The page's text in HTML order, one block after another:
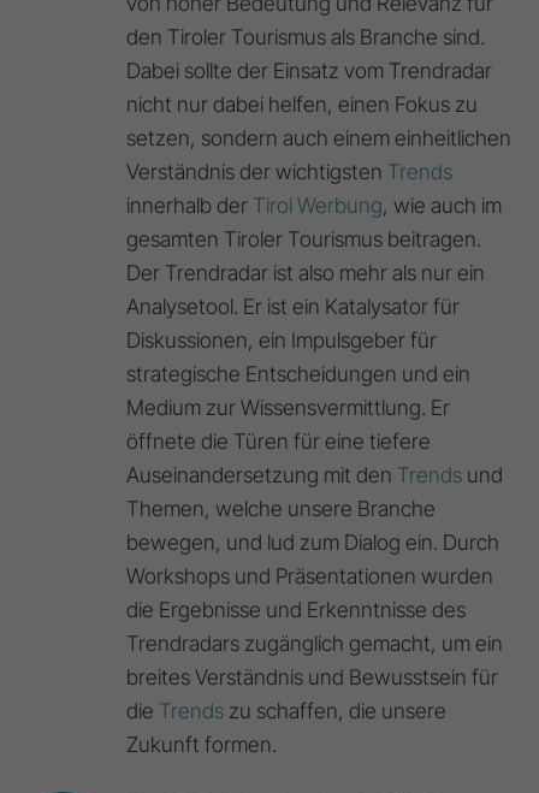
den Tiroler Tourismus als Branche sind.
Dabei sollte der Einsatz vom Trendradar
nicht nur dabei helfen, einen Fokus zu
setzen, sondern auch einem einheitlichen
Verständnis der wichtigsten Trends
innerhalb der Tirol Werbung, wie auch im
gesamten Tiroler Tourismus beitragen.
Der Trendradar ist also mehr als nur ein
Analysetool. Er ist ein Katalysator für
Diskussionen, ein Impulsgeber für
strategische Entscheidungen und ein
Medium zur Wissensvermittlung. Er
öffnete die Türen für eine tiefere
Auseinandersetzung mit den Trends und
Themen, welche unsere Branche
bewegen, und lud zum Dialog ein. Durch
Workshops und Präsentationen wurden
die Ergebnisse und Erkenntnisse des
Trendradars zugänglich gemacht, um ein
breites Verständnis und Bewusstsein für
die Trends zu schaffen, die unsere
Zukunft formen.